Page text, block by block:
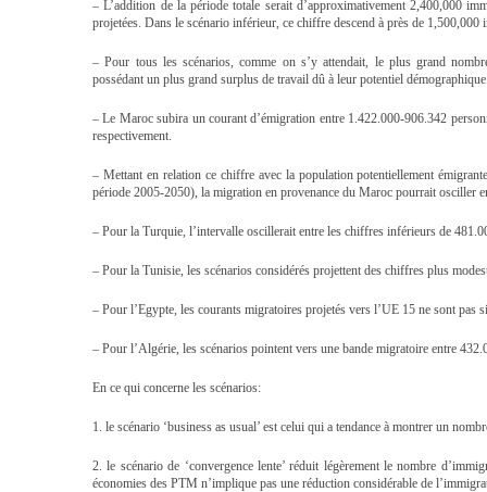
– L’addition de la période totale serait d’approximativement 2,400,000
projetées. Dans le scénario inférieur, ce chiffre descend à près de 1,500,000
– Pour tous les scénarios, comme on s’y attendait, le plus grand
possédant un plus grand surplus de travail dû à leur potentiel
– Le Maroc subira un courant d’émigration entre 1.422.000-906.342
respectivement.
– Mettant en relation ce chiffre avec la population potentiellement
période 2005-2050), la migration en provenance du Maroc pourrait osciller
– Pour la Turquie, l’intervalle oscillerait entre les chiffres inférieurs de
– Pour la Tunisie, les scénarios considérés projettent des chiffres plus
– Pour l’Egypte, les courants migratoires projetés vers l’UE 15 ne sont pas
– Pour l’Algérie, les scénarios pointent vers une bande migratoire entre
En ce qui concerne les scénarios:
1. le scénario ‘business as usual’ est celui qui a tendance à montrer un
2. le scénario de ‘convergence lente’ réduit légèrement le nombre
économies des PTM n’implique pas une réduction considérable de